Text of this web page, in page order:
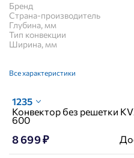
Бренд
Страна-производитель
Глубина, мм
Тип конвекции
Ширина, мм
Все характеристики
1235
Конвектор без решетки
600
8 699 ₽